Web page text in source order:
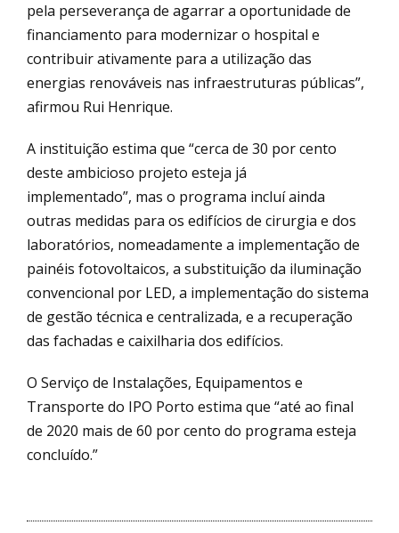
pela perseverança de agarrar a oportunidade de
financiamento para modernizar o hospital e
contribuir ativamente para a utilização das
energias renováveis nas infraestruturas públicas”,
afirmou Rui Henrique.
A instituição estima que “cerca de 30 por cento
deste ambicioso projeto esteja já
implementado”, mas o programa incluí ainda
outras medidas para os edifícios de cirurgia e dos
laboratórios, nomeadamente a implementação de
painéis fotovoltaicos, a substituição da iluminação
convencional por LED, a implementação do sistema
de gestão técnica e centralizada, e a recuperação
das fachadas e caixilharia dos edifícios.
O Serviço de Instalações, Equipamentos e
Transporte do IPO Porto estima que “até ao final
de 2020 mais de 60 por cento do programa esteja
concluído.”